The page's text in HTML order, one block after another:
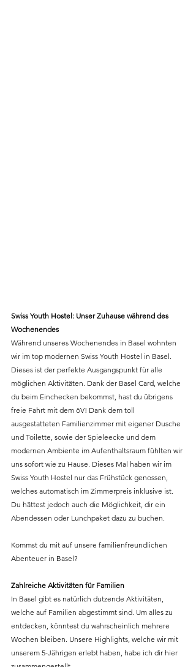
Swiss Youth Hostel: Unser Zuhause während des
Wochenendes
Während unseres Wochenendes in Basel wohnten
wir im top modernen Swiss Youth Hostel in Basel.
Dieses ist der perfekte Ausgangspunkt für alle
möglichen Aktivitäten. Dank der Basel Card, welche
du beim Einchecken bekommst, hast du übrigens
freie Fahrt mit dem öV! Dank dem toll
ausgestatteten Familienzimmer mit eigener Dusche
und Toilette, sowie der Spieleecke und dem
modernen Ambiente im Aufenthaltsraum fühlten wir
uns sofort wie zu Hause. Dieses Mal haben wir im
Swiss Youth Hostel nur das Frühstück genossen,
welches automatisch im Zimmerpreis inklusive ist.
Du hättest jedoch auch die Möglichkeit, dir ein
Abendessen oder Lunchpaket dazu zu buchen.
Kommst du mit auf unsere familienfreundlichen
Abenteuer in Basel?
Zahlreiche Aktivitäten für Familien
In Basel gibt es natürlich dutzende Aktivitäten,
welche auf Familien abgestimmt sind. Um alles zu
entdecken, könntest du wahrscheinlich mehrere
Wochen bleiben. Unsere Highlights, welche wir mit
unserem 5-Jährigen erlebt haben, habe ich dir hier